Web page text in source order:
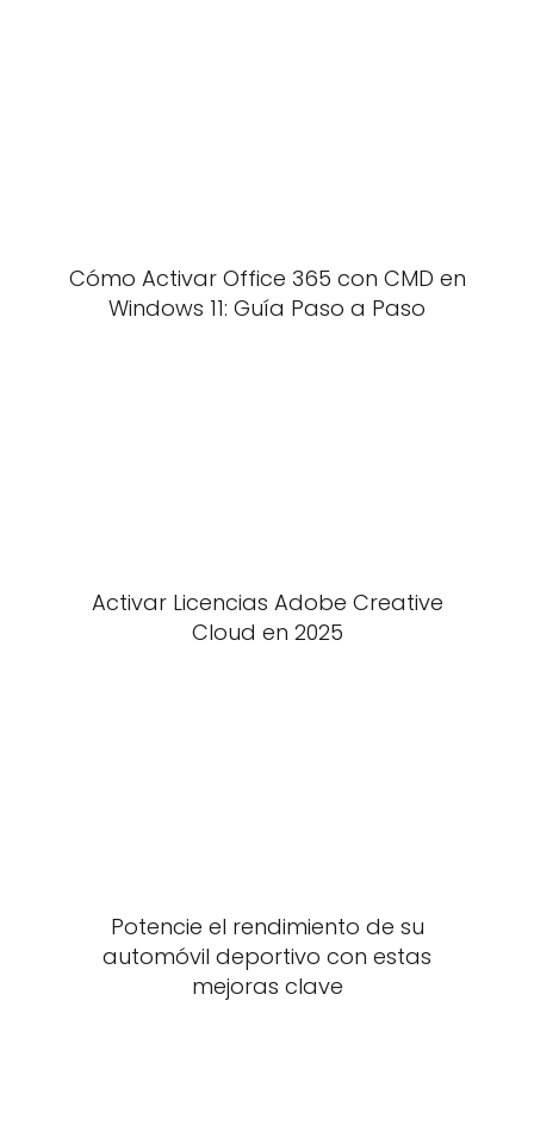
Cómo Activar Office 365 con CMD en
Windows 11: Guía Paso a Paso
Activar Licencias Adobe Creative
Cloud en 2025
Potencie el rendimiento de su
automóvil deportivo con estas
mejoras clave